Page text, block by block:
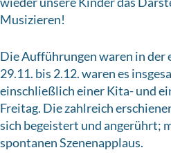
Musizieren!
Die Aufführungen waren in der
29.11. bis 2.12. waren es
einschließlich einer Kita- und
Freitag. Die zahlreich
sich begeistert und angerührt;
spontanen Szenenapplaus.